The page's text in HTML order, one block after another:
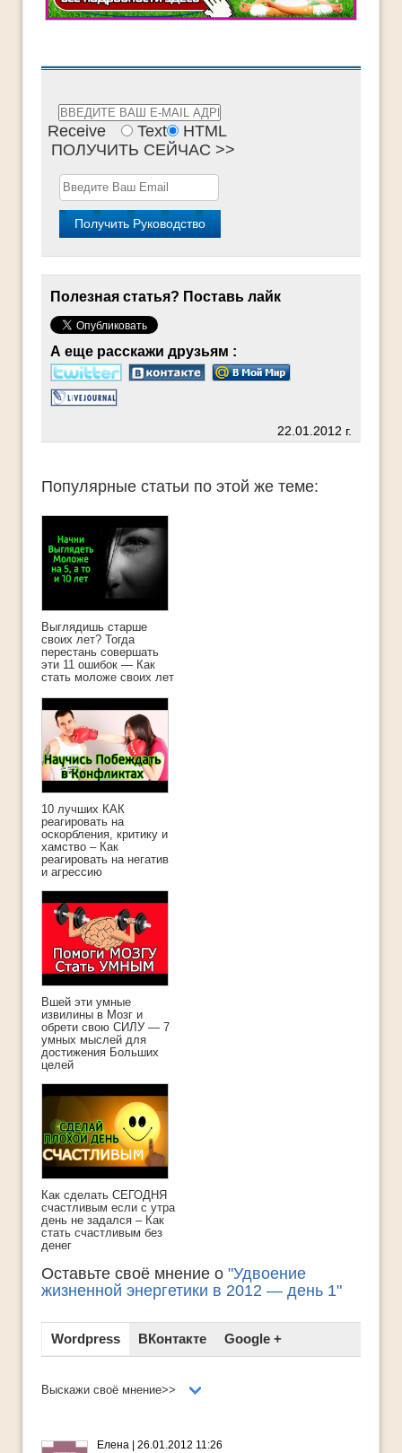
Receive Text
HTML
ПОЛУЧИТЬ СЕЙЧАС >>
Полезная статья? Поставь лайк
А еще расскажи друзьям :
22.01.2012 г.
Популярные статьи по этой же теме:
Выглядишь старше
своих лет? Тогда
перестань совершать
эти 11 ошибок — Как
стать моложе своих лет
10 лучших КАК
реагировать на
оскорбления, критику и
хамство – Как
реагировать на негатив
и агрессию
Вшей эти умные
извилины в Мозг и
обрети свою СИЛУ — 7
умных мыслей для
достижения Больших
целей
Как сделать СЕГОДНЯ
счастливым если с утра
день не задался – Как
стать счастливым без
денег
Оставьте своё мнение о "Удвоение
жизненной энергетики в 2012 — день 1"
Wordpress ВКонтакте Google +
Выскажи своё мнение>>
Елена 26.01.2012 11:26